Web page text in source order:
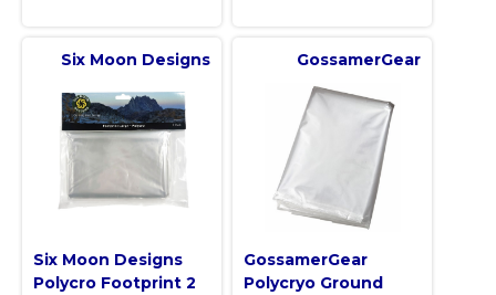
Six Moon Designs
Six Moon Designs
Polycro Footprint 2
GossamerGear
GossamerGear
Polycryo Ground